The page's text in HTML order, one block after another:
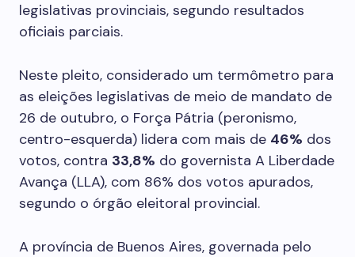
legislativas provinciais, segundo resultados
oficiais parciais.
Neste pleito, considerado um termômetro para
as eleições legislativas de meio de mandato de
26 de outubro, o Força Pátria (peronismo,
centro-esquerda) lidera com mais de 46% dos
votos, contra 33,8% do governista A Liberdade
Avança (LLA), com 86% dos votos apurados,
segundo o órgão eleitoral provincial.
A província de Buenos Aires, governada pelo